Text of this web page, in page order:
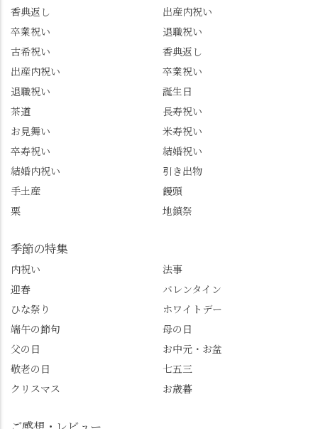
どにご利用いただける
の情報を詳しく知りた
い人は、下記アカウン
トもあわせてチェック
@sense_nagaokakyo 長岡
京市観光協会
@nagaokakyo_tourism ふ
@furufuru_nagaokakyo
物価の値上がりが激し
いただきました。 プロ
ドライバーならではの
ルート取り、駐車場事
情、お客様を飽きさせ
ない語り口…。楽しみ
ながら学びっぱなしの
のガイド活動にしっか
り活かしていきます💪
西山、ほんまにええと
こです。次はあなたを
🚕✨ #京都西山旅感 #京
都西山 #おもてなしタク
こごろ #勝持寺 #正法寺
#善峯寺 #あじさい #あ
じさい供養 #遊龍の松 #
清竹 #なかの邸 #小倉山
荘 #京都観光 #西京区 #
大原野
香典返し
出産内祝い
卒業祝い
退職祝い
古希祝い
香典返し
出産内祝い
卒業祝い
退職祝い
誕生日
茶道
長寿祝い
お見舞い
米寿祝い
卒寿祝い
結婚祝い
結婚内祝い
引き出物
手土産
饅頭
栗
地鎮祭
季節の特集
内祝い
法事
迎春
バレンタイン
ひな祭り
ホワイトデー
端午の節句
母の日
父の日
お中元・お盆
敬老の日
七五三
クリスマス
お歳暮